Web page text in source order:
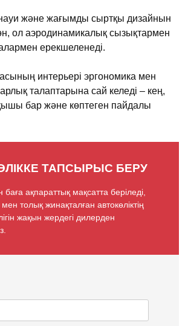
және жағымды сыртқы дизайнын
ол аэродинамикалық сызықтармен
ерекшеленеді.
интерьері эргономика мен
талаптарына сай келеді – кең,
бар және көптеген пайдалы
ТАПСЫРЫС БЕРУ
баға ақпараттық мақсатта беріледі,
толық жинақталған автокөліктің
жақын жердегі дилерден